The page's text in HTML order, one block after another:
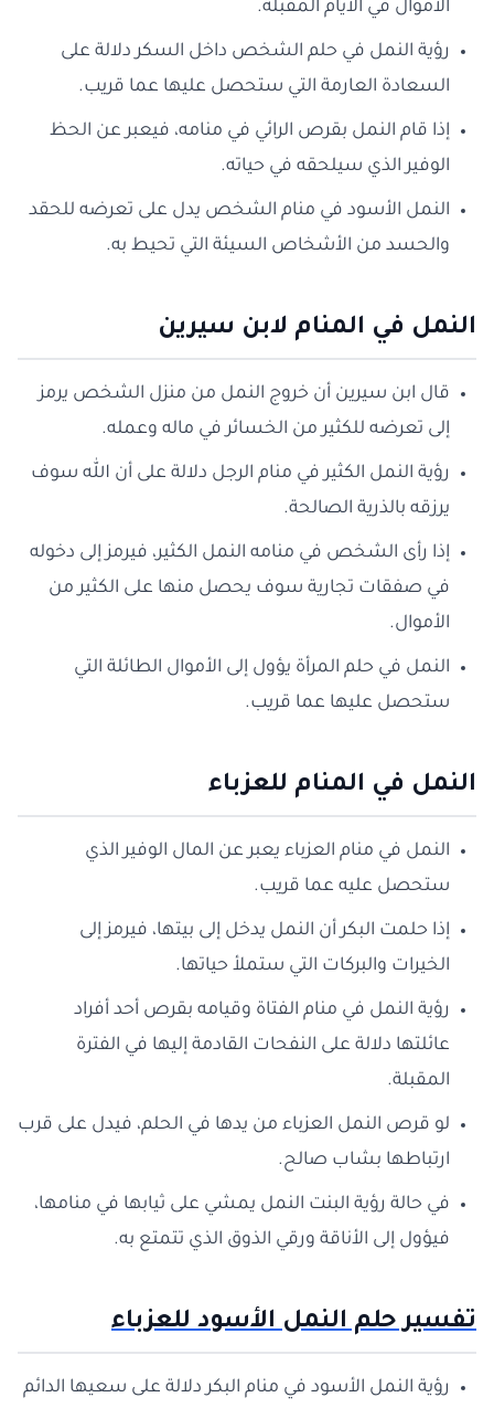
الأموال في الأيام المقبلة.
رؤية النمل في حلم الشخص داخل السكر دلالة على
السعادة العارمة التي ستحصل عليها عما قريب.
إذا قام النمل بقرص الرائي في منامه، فيعبر عن الحظ
الوفير الذي سيلحقه في حياته.
النمل الأسود في منام الشخص يدل على تعرضه للحقد
والحسد من الأشخاص السيئة التي تحيط به.
النمل في المنام لابن سيرين
قال ابن سيرين أن خروج النمل من منزل الشخص يرمز
إلى تعرضه للكثير من الخسائر في ماله وعمله.
رؤية النمل الكثير في منام الرجل دلالة على أن الله سوف
يرزقه بالذرية الصالحة.
إذا رأى الشخص في منامه النمل الكثير، فيرمز إلى دخوله
في صفقات تجارية سوف يحصل منها على الكثير من
الأموال.
النمل في حلم المرأة يؤول إلى الأموال الطائلة التي
ستحصل عليها عما قريب.
النمل في المنام للعزباء
النمل في منام العزباء يعبر عن المال الوفير الذي
ستحصل عليه عما قريب.
إذا حلمت البكر أن النمل يدخل إلى بيتها، فيرمز إلى
الخيرات والبركات التي ستملأ حياتها.
رؤية النمل في منام الفتاة وقيامه بقرص أحد أفراد
عائلتها دلالة على النفحات القادمة إليها في الفترة
المقبلة.
لو قرص النمل العزباء من يدها في الحلم، فيدل على قرب
ارتباطها بشاب صالح.
في حالة رؤية البنت النمل يمشي على ثيابها في منامها،
فيؤول إلى الأناقة ورقي الذوق الذي تتمتع به.
تفسير حلم النمل الأسود للعزباء
رؤية النمل الأسود في منام البكر دلالة على سعيها الدائم